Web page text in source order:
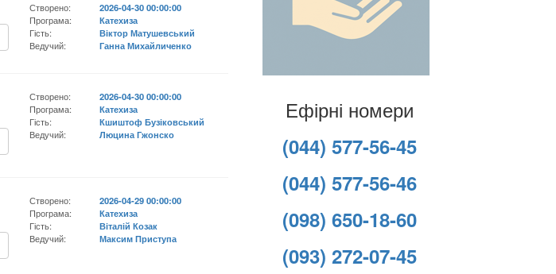
Створено:
2026-04-30 00:00:00
Програма:
Катехиза
Гість:
Віктор Матушевський
Ведучий:
Ганна Михайличенко
Створено:
2026-04-30 00:00:00
Програма:
Катехиза
Гість:
Кшиштоф Бузіковський
Ведучий:
Люцина Гжонско
Створено:
2026-04-29 00:00:00
Програма:
Катехиза
Гість:
Віталій Козак
Ведучий:
Максим Приступа
Ефірні номери
(044) 577-56-45
(044) 577-56-46
(098) 650-18-60
(093) 272-07-45